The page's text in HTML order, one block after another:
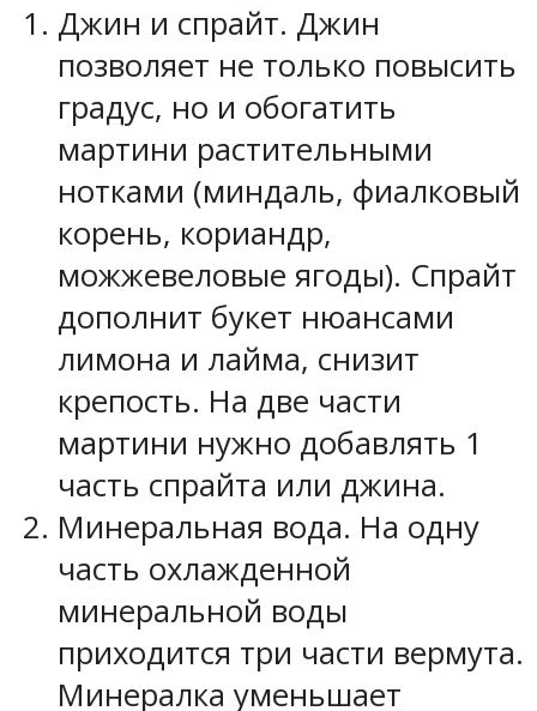
Джин и спрайт. Джин
позволяет не только повысить
градус, но и обогатить
мартини растительными
нотками (миндаль, фиалковый
корень, кориандр,
можжевеловые ягоды). Спрайт
дополнит букет нюансами
лимона и лайма, снизит
крепость. На две части
мартини нужно добавлять 1
часть спрайта или джина.
Минеральная вода. На одну
часть охлажденной
минеральной воды
приходится три части вермута.
Минералка уменьшает